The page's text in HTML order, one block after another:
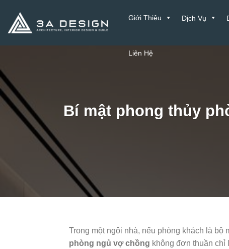
nội
Giới Thiệu Dịch Vụ
Liên Hệ
Bí mật phong thủy
Trong một ngôi nhà, nếu phòng khách là bộ
phòng ngủ vợ chồng không đơn thuần